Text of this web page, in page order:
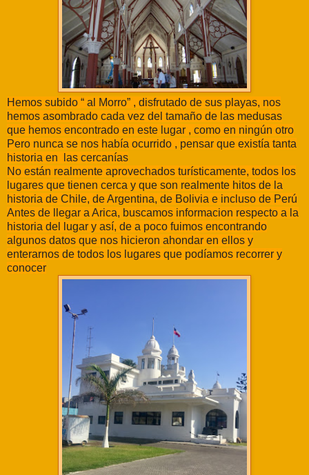
Hemos subido “ al Morro” , disfrutado de sus playas, nos
hemos asombrado cada vez del tamaño de las medusas
que hemos encontrado en este lugar , como en ningún otro
Pero nunca se nos había ocurrido , pensar que existía tanta
historia en las cercanías
No están realmente aprovechados turísticamente, todos los
lugares que tienen cerca y que son realmente hitos de la
historia de Chile, de Argentina, de Bolivia e incluso de Perú
Antes de llegar a Arica, buscamos informacion respecto a la
historia del lugar y así, de a poco fuimos encontrando
algunos datos que nos hicieron ahondar en ellos y
enterarnos de todos los lugares que podíamos recorrer y
conocer